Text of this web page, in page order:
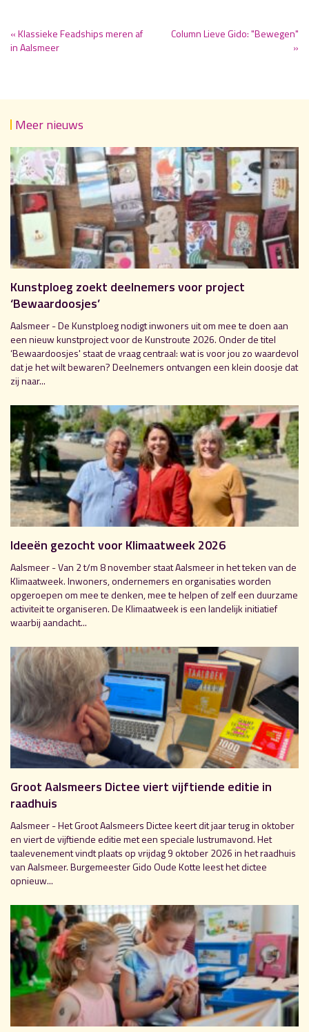
« Klassieke Feadships meren af
in Aalsmeer
Column Lieve Gido: "Bewegen"
»
Meer nieuws
Kunstploeg zoekt deelnemers voor project
‘Bewaardoosjes’
Aalsmeer - De Kunstploeg nodigt inwoners uit om mee te doen aan
een nieuw kunstproject voor de Kunstroute 2026. Onder de titel
‘Bewaardoosjes' staat de vraag centraal: wat is voor jou zo waardevol
dat je het wilt bewaren? Deelnemers ontvangen een klein doosje dat
zij naar...
Ideeën gezocht voor Klimaatweek 2026
Aalsmeer - Van 2 t/m 8 november staat Aalsmeer in het teken van de
Klimaatweek. Inwoners, ondernemers en organisaties worden
opgeroepen om mee te denken, mee te helpen of zelf een duurzame
activiteit te organiseren. De Klimaatweek is een landelijk initiatief
waarbij aandacht...
Groot Aalsmeers Dictee viert vijftiende editie in
raadhuis
Aalsmeer - Het Groot Aalsmeers Dictee keert dit jaar terug in oktober
en viert de vijftiende editie met een speciale lustrumavond. Het
taalevenement vindt plaats op vrijdag 9 oktober 2026 in het raadhuis
van Aalsmeer. Burgemeester Gido Oude Kotte leest het dictee
opnieuw...